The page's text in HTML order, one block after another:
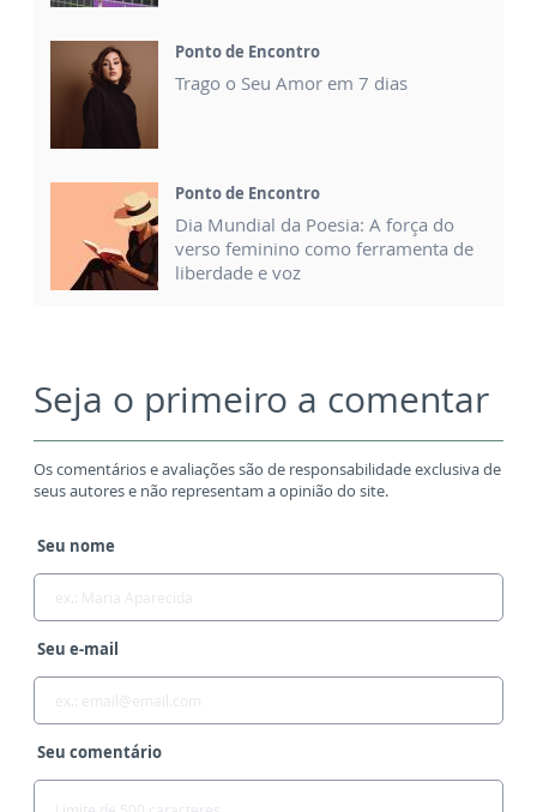
Ponto de Encontro
Trago o Seu Amor em 7 dias
Ponto de Encontro
Dia Mundial da Poesia: A força do
verso feminino como ferramenta de
liberdade e voz
Seja o primeiro a comentar
Os comentários e avaliações são de responsabilidade exclusiva de
seus autores e não representam a opinião do site.
Seu nome
Seu e-mail
Seu comentário